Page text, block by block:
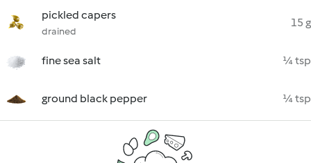
pickled capers
drained
15 g
fine sea salt ¼ tsp
ground black pepper ¼ tsp